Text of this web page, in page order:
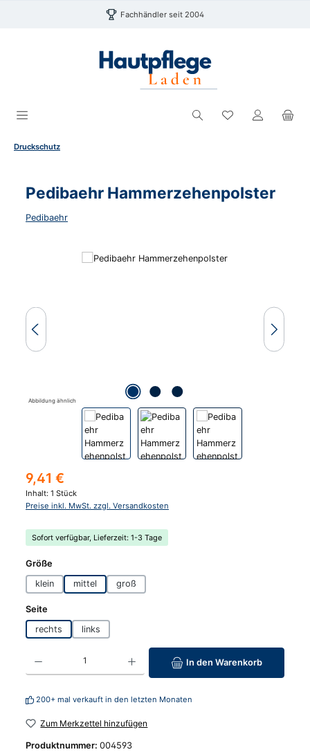
Zum Hauptinhalt springen Fachhändler seit 2004
Du hast 0
Druckschutz
Pedibaehr Hammerzehenpolster
Pedibaehr
Bildergalerie überspringen
Abbildung ähnlich
Regulärer Preis:
9,41 €
Inhalt: 1 Stück
Preise inkl. MwSt. zzgl. Versandkosten
Sofort verfügbar, Lieferzeit: 1-3 Tage
Größe
klein
mittel groß
Seite
rechts
links
Produkt Anzahl: Gib den gewünschten Wert ein oder benutze die
In den Warenkorb
200+ mal verkauft in den letzten Monaten
Zum Merkzettel hinzufügen
Produktnummer: 004593